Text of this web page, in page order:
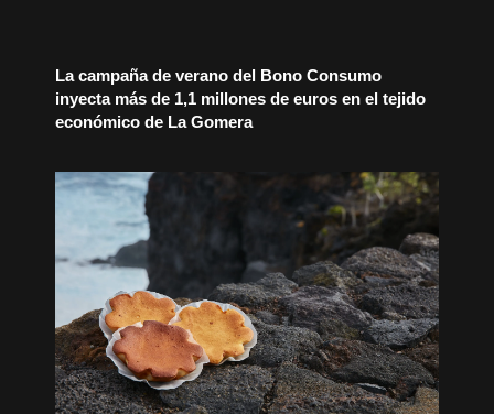
La campaña de verano del Bono Consumo
inyecta más de 1,1 millones de euros en el tejido
económico de La Gomera